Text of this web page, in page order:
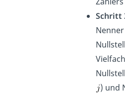
Schritt
) und